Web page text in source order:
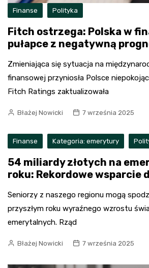
Finanse Polityka
Fitch ostrzega: Polska w
pułapce z negatywną
Zmieniająca się sytuacja na
finansowej przyniosła Polsce
Fitch Ratings zaktualizowała
Błażej Nowicki 7 września 2025
Finanse Kategoria: emerytury
54 miliardy złotych na
roku: Rekordowe wsparcie
Seniorzy z naszego regionu mogą
przyszłym roku wyraźnego wzrostu
emerytalnych. Rząd
Błażej Nowicki 7 września 2025